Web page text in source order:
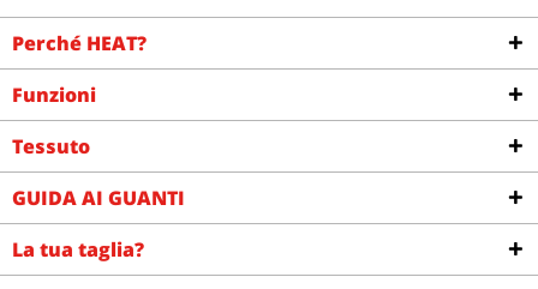
Perché HEAT?
Funzioni
Tessuto
GUIDA AI GUANTI
La tua taglia?